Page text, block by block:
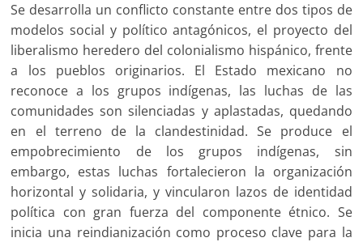
Se desarrolla un conflicto constante entre dos tipos de
modelos social y político antagónicos, el proyecto del
liberalismo heredero del colonialismo hispánico, frente
a los pueblos originarios. El Estado mexicano no
reconoce a los grupos indígenas, las luchas de las
comunidades son silenciadas y aplastadas, quedando
en el terreno de la clandestinidad. Se produce el
empobrecimiento de los grupos indígenas, sin
embargo, estas luchas fortalecieron la organización
horizontal y solidaria, y vincularon lazos de identidad
política con gran fuerza del componente étnico. Se
inicia una reindianización como proceso clave para la